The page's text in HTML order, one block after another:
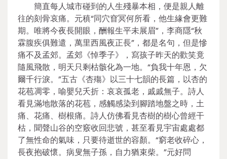
簡直每人城市碰到的人生殘暴本相，便是親人離
往的刻骨哀痛。元稹“同穴窅冥何所看，他生緣會更難
期。唯將今夜長開眼，酬報生平未展眉”，李商隱“秋
霖腹疾俱難遣，萬里西風夜正長”，都是名句，但是慘
痛不及孟郊。孟郊《悼季子》，寫孩子昨天的歡笑竟
隨風飛散，明天只剩枯骸化為一地。“負我十年恩，欠
爾千行淚。”五古《杏殤》以三十七韻的長篇，以杏的
花苞凋零，喻嬰兒夭折：哀哀孤老，戚戚無子。詩人
看見滿地散落的花苞，感觸感染到腳踏地盤之時，土
痛、花痛、樹根痛。詩人仿佛看見杏樹的樹心曾經干
枯，聞聲山谷的空竅收回悲號，甚至看見宇宙處處都
了無性命的氣味，只要待逝世的容顏。“窮老收碎心，
長夜抱破懷。病叟無子孫，自力猶束柴。”元好問